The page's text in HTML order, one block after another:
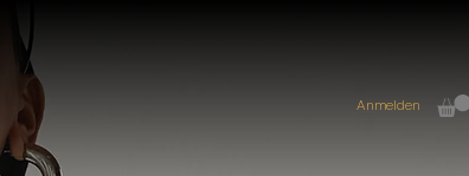
Anmelden